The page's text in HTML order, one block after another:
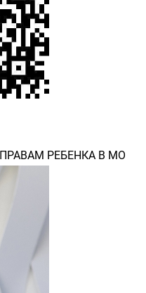
РЕБЕНКА В МО